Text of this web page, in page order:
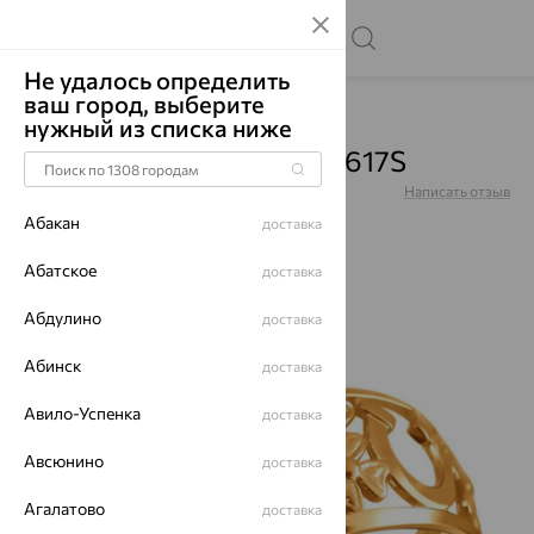
Главная Каталог Кольца Без вставок
Кольцо, золото, 01К0111617S
Артикул:01К0111617S
Написать отзыв
Не удалось определить
ваш город, выберите
нужный из списка ниже
Абакан доставка
Абатское доставка
Абдулино доставка
Абинск доставка
Авило-Успенка доставка
Авсюнино доставка
Агалатово доставка